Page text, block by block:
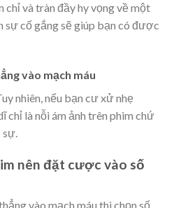
chỉ và tràn đầy hy vọng về một
cố gắng sẽ giúp bạn có được
vào mạch máu
nhiên, nếu bạn cư xử nhẹ
chỉ là nỗi ám ảnh trên phim chứ
sự.
nên đặt cược vào số
vào mạch máu thì chọn số